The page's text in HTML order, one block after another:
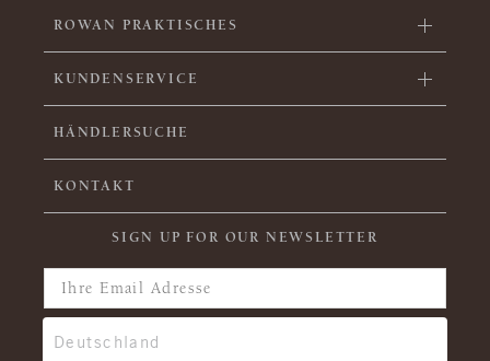
ROWAN PRAKTISCHES
KUNDENSERVICE
HÄNDLERSUCHE
KONTAKT
SIGN UP FOR OUR NEWSLETTER